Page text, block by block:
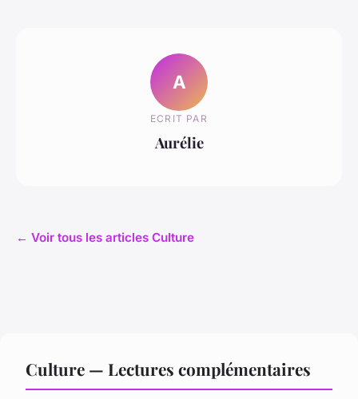
A
ECRIT PAR
Aurélie
← Voir tous les articles Culture
Culture — Lectures complémentaires